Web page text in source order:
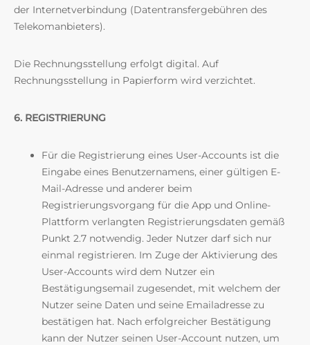
der Internetverbindung (Datentransfergebühren des
Telekomanbieters).
Die Rechnungsstellung erfolgt digital. Auf
Rechnungsstellung in Papierform wird verzichtet.
6. REGISTRIERUNG
Für die Registrierung eines User-Accounts ist die
Eingabe eines Benutzernamens, einer gültigen E-
Mail-Adresse und anderer beim
Registrierungsvorgang für die App und Online-
Plattform verlangten Registrierungsdaten gemäß
Punkt 2.7 notwendig. Jeder Nutzer darf sich nur
einmal registrieren. Im Zuge der Aktivierung des
User-Accounts wird dem Nutzer ein
Bestätigungsemail zugesendet, mit welchem der
Nutzer seine Daten und seine Emailadresse zu
bestätigen hat. Nach erfolgreicher Bestätigung
kann der Nutzer seinen User-Account nutzen, um